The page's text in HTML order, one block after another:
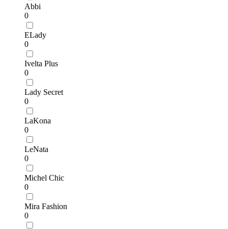
Abbi
0
ELady
0
Ivelta Plus
0
Lady Secret
0
LaKona
0
LeNata
0
Michel Chic
0
Mira Fashion
0